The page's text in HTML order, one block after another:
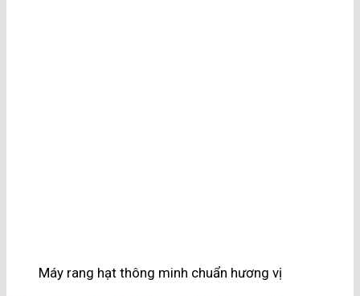
Máy rang hạt thông minh chuẩn hương vị